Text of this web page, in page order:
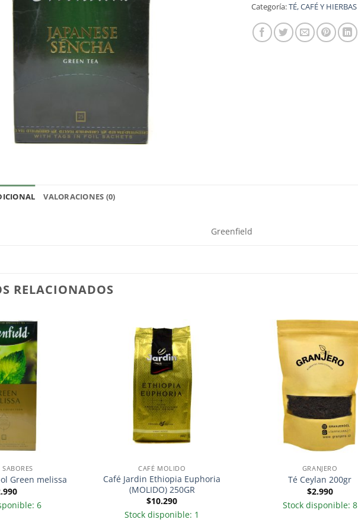
Categoría:TÉ, CAFÉ Y HIERBAS
VALORACIONES (0)
Greenfield
RELACIONADOS
Green melissa
6
CAFÉ MOLIDO
Café Jardin Ethiopia Euphoria
(MOLIDO) 250GR
$10.290
Stock disponible: 1
GRANJERO
Té Ceylan 200gr
$2.990
Stock disponible: 8